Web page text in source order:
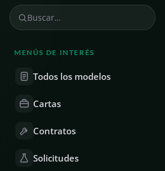
MENÚS DE INTERÉS
Todos los modelos
Cartas
Contratos
Solicitudes